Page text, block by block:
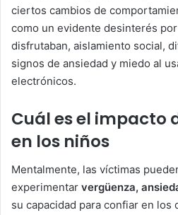
ciertos cambios de
como un evidente desinterés
disfrutaban, aislamiento social,
signos de ansiedad y miedo al
electrónicos.
Cuál es el impacto
en los niños
Mentalmente, las víctimas
experimentar vergüenza,
su capacidad para confiar en los